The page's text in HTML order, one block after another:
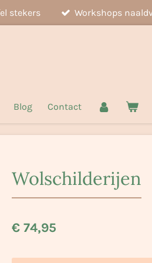
stekers Workshops
Blog Contact
Wolschilderijen
€ 74,95